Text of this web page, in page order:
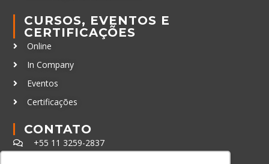
CURSOS, EVENTOS E
CERTIFICAÇÕES
Online
In Company
Eventos
Certificações
CONTATO
+55 11 3259-2837